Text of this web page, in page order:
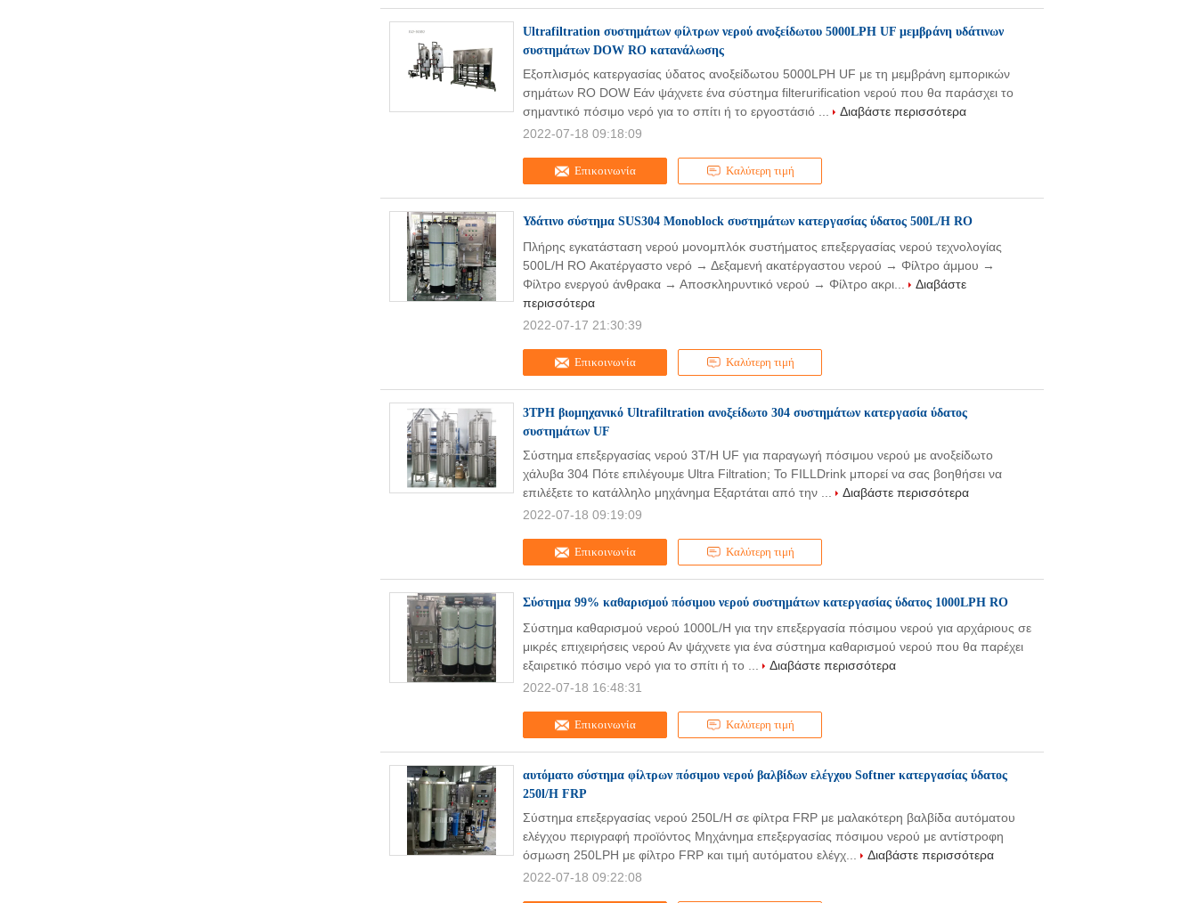
Ultrafiltration συστημάτων φίλτρων νερού ανοξείδωτου 5000LPH UF μεμβράνη υδάτινων
συστημάτων DOW RO κατανάλωσης
Επικοινωνία Καλύτερη τιμή
Εξοπλισμός κατεργασίας ύδατος ανοξείδωτου 5000LPH UF με τη μεμβράνη εμπορικών
σημάτων RO DOW Εάν ψάχνετε ένα σύστημα filterurification νερού που θα παράσχει το
σημαντικό πόσιμο νερό για το σπίτι ή το εργοστάσιό ...
Διαβάστε περισσότερα
2022-07-18 09:18:09
Υδάτινο σύστημα SUS304 Monoblock συστημάτων κατεργασίας ύδατος 500L/H RO
Επικοινωνία Καλύτερη τιμή
Πλήρης εγκατάσταση νερού μονομπλόκ συστήματος επεξεργασίας νερού τεχνολογίας
500L/H RO Ακατέργαστο νερό → Δεξαμενή ακατέργαστου νερού → Φίλτρο άμμου →
Φίλτρο ενεργού άνθρακα → Αποσκληρυντικό νερού → Φίλτρο ακρι...
Διαβάστε
περισσότερα
2022-07-17 21:30:39
3TPH βιομηχανικό Ultrafiltration ανοξείδωτο 304 συστημάτων κατεργασία ύδατος
συστημάτων UF
Επικοινωνία Καλύτερη τιμή
Σύστημα επεξεργασίας νερού 3T/H UF για παραγωγή πόσιμου νερού με ανοξείδωτο
χάλυβα 304 Πότε επιλέγουμε Ultra Filtration; Το FILLDrink μπορεί να σας βοηθήσει να
επιλέξετε το κατάλληλο μηχάνημα Εξαρτάται από την ...
Διαβάστε περισσότερα
2022-07-18 09:19:09
Σύστημα 99% καθαρισμού πόσιμου νερού συστημάτων κατεργασίας ύδατος 1000LPH RO
Επικοινωνία Καλύτερη τιμή
Σύστημα καθαρισμού νερού 1000L/H για την επεξεργασία πόσιμου νερού για αρχάριους σε
μικρές επιχειρήσεις νερού Αν ψάχνετε για ένα σύστημα καθαρισμού νερού που θα παρέχει
εξαιρετικό πόσιμο νερό για το σπίτι ή το ...
Διαβάστε περισσότερα
2022-07-18 16:48:31
αυτόματο σύστημα φίλτρων πόσιμου νερού βαλβίδων ελέγχου Softner κατεργασίας ύδατος
250l/H FRP
Σύστημα επεξεργασίας νερού 250L/H σε φίλτρα FRP με μαλακότερη βαλβίδα αυτόματου
ελέγχου περιγραφή προϊόντος Μηχάνημα επεξεργασίας πόσιμου νερού με αντίστροφη
όσμωση 250LPH με φίλτρο FRP και τιμή αυτόματου ελέγχ...
Διαβάστε περισσότερα
2022-07-18 09:22:08